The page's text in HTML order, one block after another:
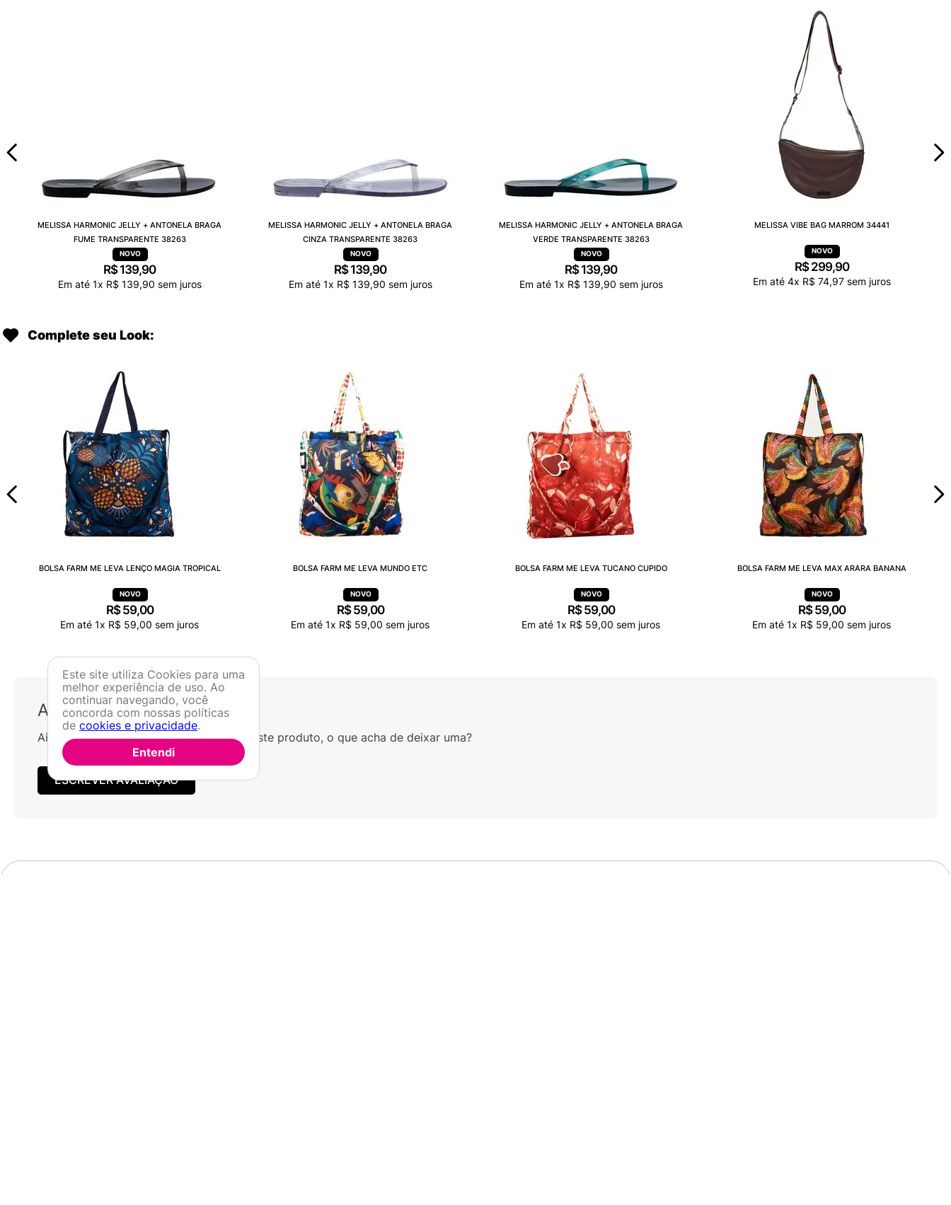
MELISSA HARMONIC JELLY + ANTONELA BRAGA
FUME TRANSPARENTE 38263
R$ 139,90
Em até 1x R$ 139,90 sem juros
MELISSA HARMONIC JELLY + ANTONELA BRAGA
CINZA TRANSPARENTE 38263
R$ 139,90
Em até 1x R$ 139,90 sem juros
MELISSA HARMONIC JELLY + ANTONELA BRAGA
VERDE TRANSPARENTE 38263
R$ 139,90
Em até 1x R$ 139,90 sem juros
MELISSA VIBE BAG MARROM 34441
R$ 299,90
Em até 4x R$ 74,97sem juros
Complete seu Look:
BOLSA FARM ME LEVA LENÇO MAGIA TROPICAL
R$ 59,00
Em até 1x R$ 59,00 sem juros
BOLSA FARM ME LEVA MUNDO ETC
R$ 59,00
Em até 1x R$ 59,00 sem juros
BOLSA FARM ME LEVA TUCANO CUPIDO
R$ 59,00
Em até 1x R$ 59,00 sem juros
BOLSA FARM ME LEVA MAX ARARA BANANA
R$ 59,00
Em até 1x R$ 59,00 sem juros
Avaliações
Ainda não foram feitas avaliações para este produto, o que acha de deixar uma?
ESCREVER AVALIAÇÃO
Este site utiliza Cookies para uma
melhor experiência de uso. Ao
continuar navegando, você
concorda com nossas políticas
decookies e privacidade.
Entendi